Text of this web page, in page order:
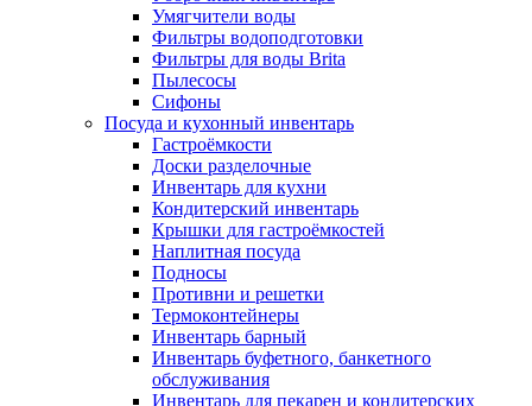
Умягчители воды
Фильтры водоподготовки
Фильтры для воды Brita
Пылесосы
Сифоны
Посуда и кухонный инвентарь
Гастроёмкости
Доски разделочные
Инвентарь для кухни
Кондитерский инвентарь
Крышки для гастроёмкостей
Наплитная посуда
Подносы
Противни и решетки
Термоконтейнеры
Инвентарь барный
Инвентарь буфетного, банкетного
обслуживания
Инвентарь для пекарен и кондитерских